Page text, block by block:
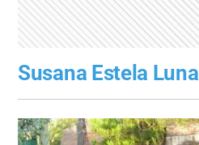
Susana Estela Luna